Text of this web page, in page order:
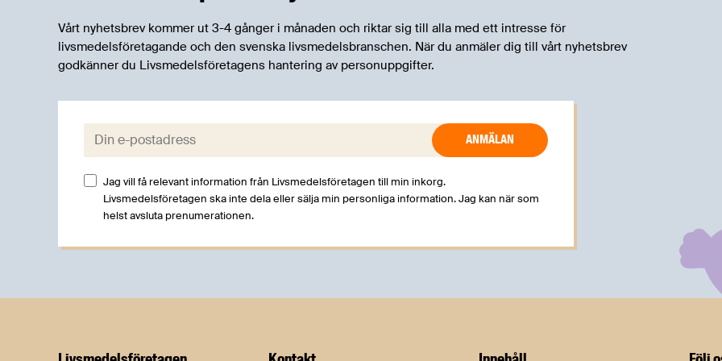
Vårt nyhetsbrev kommer ut 3-4 gånger i månaden och riktar sig till alla med ett intresse för
livsmedelsföretagande och den svenska livsmedelsbranschen. När du anmäler dig till vårt nyhetsbrev
godkänner du Livsmedelsföretagens hantering av personuppgifter.
E-post:
Jag vill få relevant information från Livsmedelsföretagen till min inkorg.
Livsmedelsföretagen ska inte dela eller sälja min personliga information. Jag kan när som
helst avsluta prenumerationen.